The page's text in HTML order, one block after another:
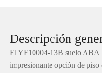
Descripción
El YF10004-13B suelo ABA
impresionante opción de